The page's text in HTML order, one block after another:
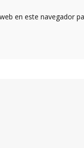
en este navegador